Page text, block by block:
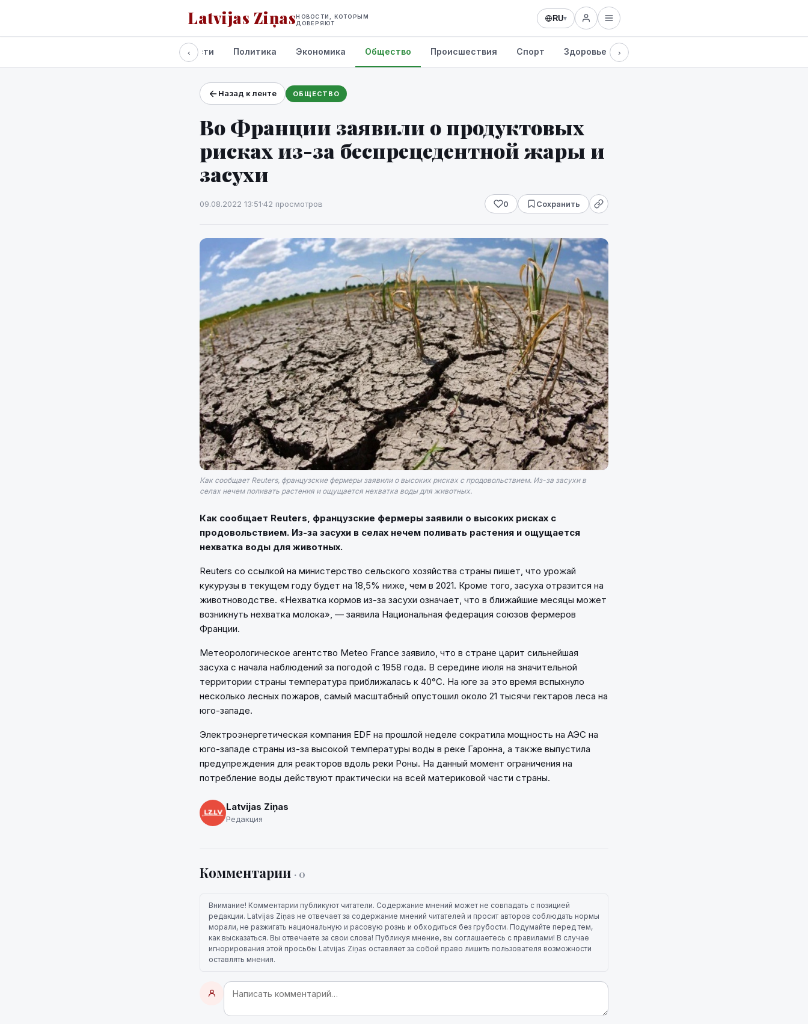
Latvijas ZiņasНОВОСТИ, КОТОРЫМ
ДОВЕРЯЮТ
RU▾
Проекты и сервисы
‹
Все новости Политика Экономика Общество Происшествия Спорт Здоровье Культура
›
Назад к ленте ОБЩЕСТВО
Во Франции заявили о продуктовых
рисках из-за беспрецедентной жары и
засухи
09.08.2022 13:51·42 просмотров 0 Сохранить
Как сообщает Reuters, французские фермеры заявили о высоких рисках с продовольствием. Из-за засухи в
селах нечем поливать растения и ощущается нехватка воды для животных.
Как сообщает Reuters, французские фермеры заявили о высоких рисках с
продовольствием. Из-за засухи в селах нечем поливать растения и ощущается
нехватка воды для животных.
Reuters со ссылкой на министерство сельского хозяйства страны пишет, что урожай
кукурузы в текущем году будет на 18,5% ниже, чем в 2021. Кроме того, засуха отразится на
животноводстве. «Нехватка кормов из-за засухи означает, что в ближайшие месяцы может
возникнуть нехватка молока», — заявила Национальная федерация союзов фермеров
Франции.
Метеорологическое агентство Meteo France заявило, что в стране царит сильнейшая
засуха с начала наблюдений за погодой с 1958 года. В середине июля на значительной
территории страны температура приближалась к 40°C. На юге за это время вспыхнуло
несколько лесных пожаров, самый масштабный опустошил около 21 тысячи гектаров леса на
юго-западе.
Электроэнергетическая компания EDF на прошлой неделе сократила мощность на АЭС на
юго-западе страны из-за высокой температуры воды в реке Гаронна, а также выпустила
предупреждения для реакторов вдоль реки Роны. На данный момент ограничения на
потребление воды действуют практически на всей материковой части страны.
Latvijas Ziņas
Редакция
Комментарии · 0
Внимание! Комментарии публикуют читатели. Содержание мнений может не совпадать с позицией
редакции. Latvijas Ziņas не отвечает за содержание мнений читателей и просит авторов соблюдать нормы
морали, не разжигать национальную и расовую рознь и обходиться без грубости. Подумайте перед тем,
как высказаться. Вы отвечаете за свои слова! Публикуя мнение, вы соглашаетесь с правилами! В случае
игнорирования этой просьбы Latvijas Ziņas оставляет за собой право лишить пользователя возможности
оставлять мнения.